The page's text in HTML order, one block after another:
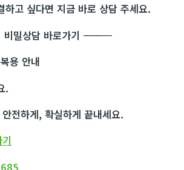
하고 싶다면 지금 바로 상담 주세요.
밀상담 바로가기 ―――――――――――
용 안내
.
전하게, 확실하게 끝내세요.